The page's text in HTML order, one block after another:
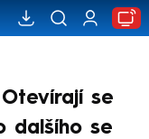
se
dalšího se